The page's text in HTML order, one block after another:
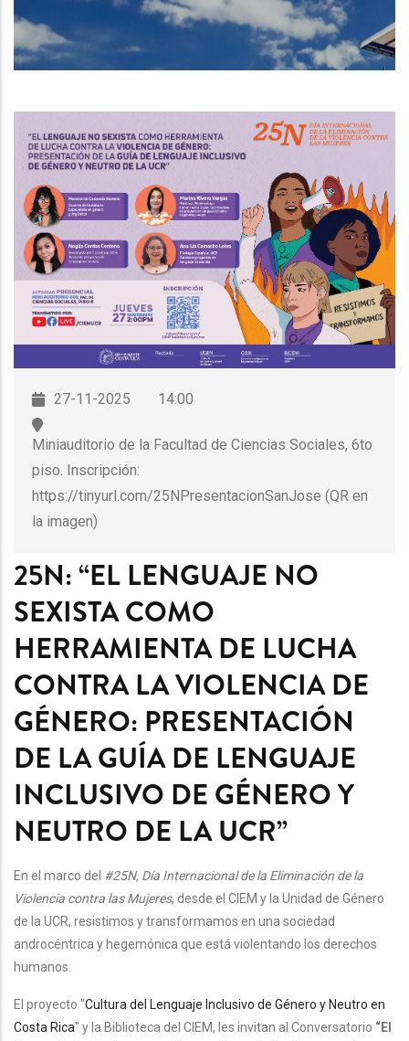
NAVEGACIÓN
27-11-2025 14:00
Miniauditorio de la Facultad de Ciencias Sociales, 6to
piso. Inscripción:
https://tinyurl.com/25NPresentacionSanJose (QR en
la imagen)
25N: “EL LENGUAJE NO
SEXISTA COMO
HERRAMIENTA DE LUCHA
CONTRA LA VIOLENCIA DE
GÉNERO: PRESENTACIÓN
DE LA GUÍA DE LENGUAJE
INCLUSIVO DE GÉNERO Y
NEUTRO DE LA UCR”
En el marco del #25N, Día Internacional de la Eliminación de la
Violencia contra las Mujeres, desde el CIEM y la Unidad de Género
de la UCR, resistimos y transformamos en una sociedad
androcéntrica y hegemónica que está violentando los derechos
humanos.
El proyecto "Cultura del Lenguaje Inclusivo de Género y Neutro en
Costa Rica" y la Biblioteca del CIEM, les invitan al Conversatorio “El